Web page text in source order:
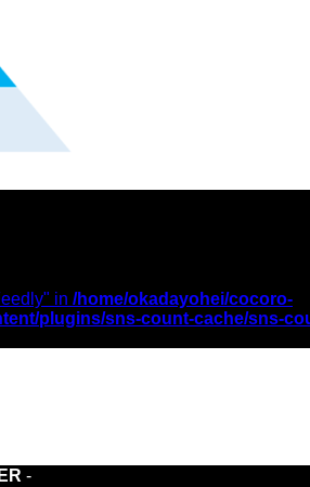
in /home/okadayohei/cocoro-
plugins/sns-count-cache/sns-
-